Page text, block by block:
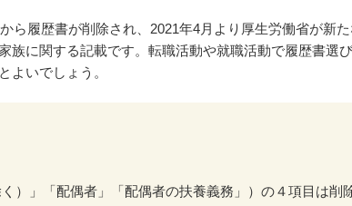
ら履歴書が削除され、2021年4月より厚生労働省が新
族に関する記載です。転職活動や就職活動で履歴書選
よいでしょう。
）」「配偶者」「配偶者の扶養義務」）の４項目は削